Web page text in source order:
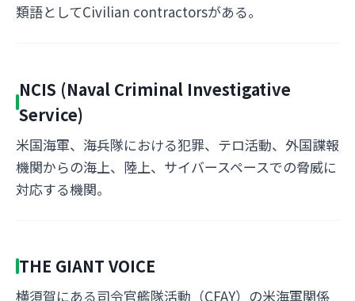
類語としてCivilian contractorsがある。
NCIS (Naval Criminal Investigative
Service)
米国海軍、海兵隊における犯罪、テロ活動、外国諜報
機関からの海上、陸上、サイバースペースでの脅威に
対応する機関。
THE GIANT VOICE
横須賀にある司令官艦隊活動（CFAY）の米海軍関係